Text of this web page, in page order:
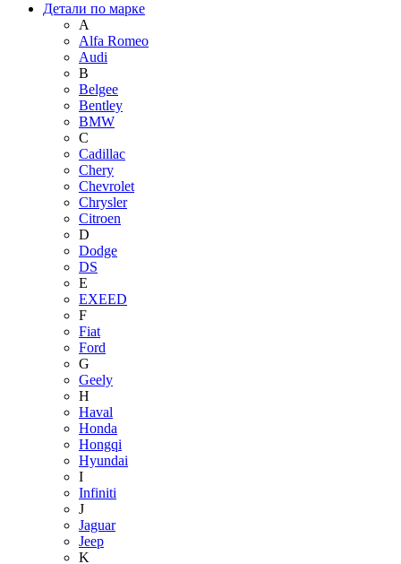
Детали по марке
A
Alfa Romeo
Audi
B
Belgee
Bentley
BMW
C
Cadillac
Chery
Chevrolet
Chrysler
Citroen
D
Dodge
DS
E
EXEED
F
Fiat
Ford
G
Geely
H
Haval
Honda
Hongqi
Hyundai
I
Infiniti
J
Jaguar
Jeep
K